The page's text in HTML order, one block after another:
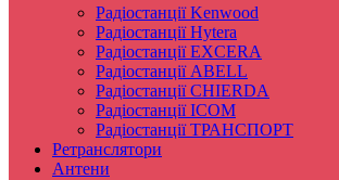
Радіостанції Kenwood
Радіостанції Hytera
Радіостанції EXCERA
Радіостанції ABELL
Радіостанції CHIERDA
Радіостанції ICOM
Радіостанції ТРАНСПОРТ
Ретранслятори
Антени